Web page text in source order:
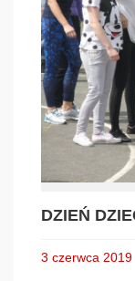
DZIEŃ
3 czerwca 2019